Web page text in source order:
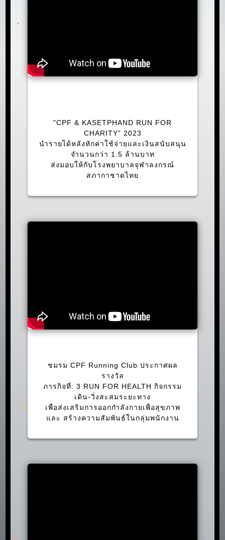
"CPF & KASETPHAND RUN FOR
CHARITY” 2023
นำรายได้หลังหักค่าใช้จ่ายและเงินสนับสนุน
จำนวนกว่า 1.5 ล้านบาท
ส่งมอบให้กับโรงพยาบาลจุฬาลงกรณ์
สภากาชาดไทย
ชมรม CPF Running Club ประกาศผล
รางวัล
ภารกิจที่: 3 RUN FOR HEALTH กิจกรรม
เดิน-วิ่งสะสมระยะทาง
เพื่อส่งเสริมการออกกำลังกายเพื่อสุขภาพ
และ สร้างความสัมพันธ์ในกลุ่มพนักงาน